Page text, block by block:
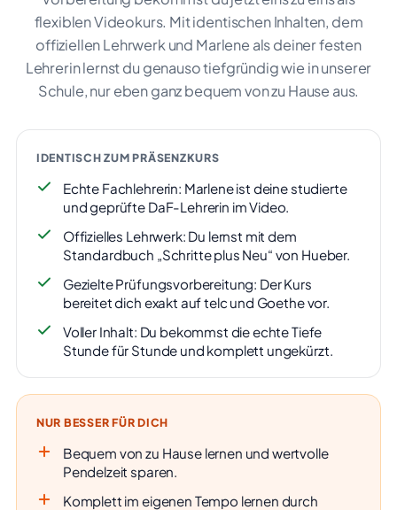
flexiblen Videokurs. Mit identischen Inhalten, dem
offiziellen Lehrwerk und Marlene als deiner festen
Lehrerin lernst du genauso tiefgründig wie in unserer
Schule, nur eben ganz bequem von zu Hause aus.
IDENTISCH ZUM PRÄSENZKURS
Echte Fachlehrerin: Marlene ist deine studierte
und geprüfte DaF-Lehrerin im Video.
Offizielles Lehrwerk: Du lernst mit dem
Standardbuch „Schritte plus Neu“ von Hueber.
Gezielte Prüfungsvorbereitung: Der Kurs
bereitet dich exakt auf telc und Goethe vor.
Voller Inhalt: Du bekommst die echte Tiefe
Stunde für Stunde und komplett ungekürzt.
NUR BESSER FÜR DICH
Bequem von zu Hause lernen und wertvolle
Pendelzeit sparen.
Komplett im eigenen Tempo lernen durch